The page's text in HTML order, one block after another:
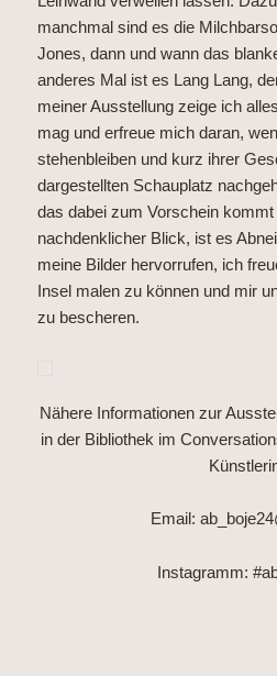
manchmal sind es die
Jones, dann und wann das
anderes Mal ist es Lang Lang,
meiner Ausstellung zeige ich
mag und erfreue mich daran,
stehenbleiben und kurz ihrer
dargestellten Schauplatz
das dabei zum Vorschein
nachdenklicher Blick, ist es
meine Bilder hervorrufen, ich
Insel malen zu können und mir
zu bescheren.
Nähere Informationen zur
in der Bibliothek im
Email:
Instagramm: